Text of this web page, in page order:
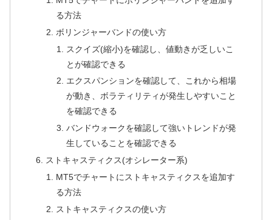
る方法
ボリンジャーバンドの使い方
スクイズ(縮小)を確認し、値動きが乏しいこ
とが確認できる
エクスパンションを確認して、これから相場
が動き、ボラティリティが発生しやすいこと
を確認できる
バンドウォークを確認して強いトレンドが発
生していることを確認できる
ストキャスティクス(オシレーター系)
MT5でチャートにストキャスティクスを追加す
る方法
ストキャスティクスの使い方